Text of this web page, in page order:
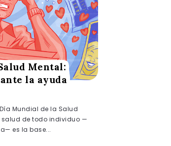
Mental:
la ayuda
Mundial de la Salud
salud de todo individuo —
es la base...